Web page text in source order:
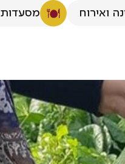
ואירוח מסעדות